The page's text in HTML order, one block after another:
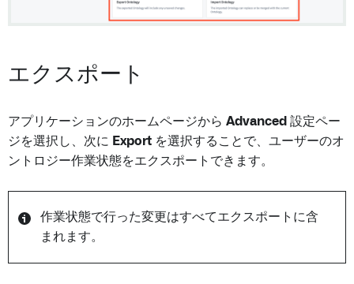
エクスポート
アプリケーションのホームページから Advanced 設定ペー
ジを選択し、次に Export を選択することで、ユーザーのオ
ントロジー作業状態をエクスポートできます。
作業状態で行った変更はすべてエクスポートに含
まれます。